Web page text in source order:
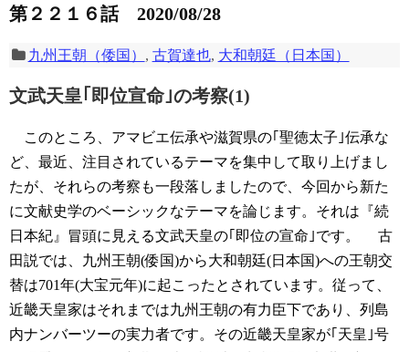
第２２１６話 2020/08/28
九州王朝（倭国） , 古賀達也, 大和朝廷（日本国）
文武天皇｢即位宣命｣の考察(1)
このところ、アマビエ伝承や滋賀県の｢聖徳太子｣伝承な
ど、最近、注目されているテーマを集中して取り上げまし
たが、それらの考察も一段落しましたので、今回から新た
に文献史学のベーシックなテーマを論じます。それは『続
日本紀』冒頭に見える文武天皇の｢即位の宣命｣です。
古
田説では、九州王朝(倭国)から大和朝廷(日本国)への王朝交
替は701年(大宝元年)に起こったとされています。従って、
近畿天皇家はそれまでは九州王朝の有力臣下であり、列島
内ナンバーツーの実力者です。その近畿天皇家が｢天皇｣号